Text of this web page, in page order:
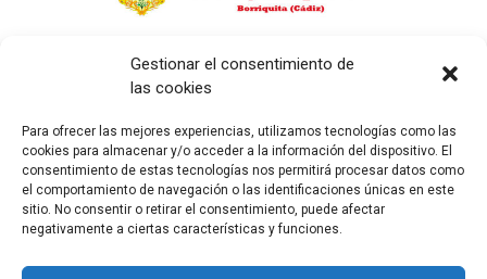
Gestionar el consentimiento de
las cookies
Para ofrecer las mejores experiencias, utilizamos tecnologías como las
cookies para almacenar y/o acceder a la información del dispositivo. El
consentimiento de estas tecnologías nos permitirá procesar datos como
el comportamiento de navegación o las identificaciones únicas en este
sitio. No consentir o retirar el consentimiento, puede afectar
negativamente a ciertas características y funciones.
Calendario
AGOSTO 2026
L M M J V S